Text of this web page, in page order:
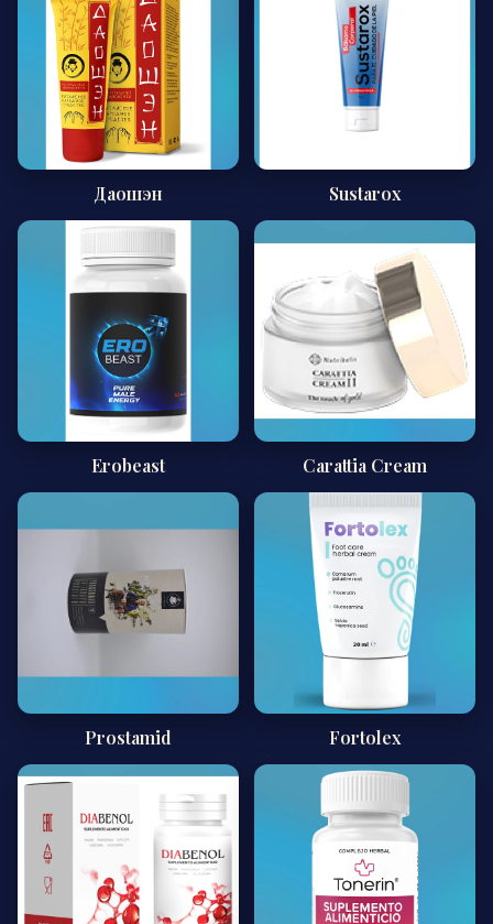
Даошэн Sustarox
Erobeast Carattia Cream
Prostamid Fortolex